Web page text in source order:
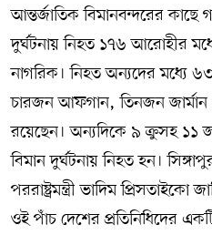
আন্তর্জাতিক বিমানবন্দরের কাছে
দুর্ঘটনায় নিহত ১৭৬ আরোহীর
নাগরিক। নিহত অন্যদের মধ্যে
চারজন আফগান, তিনজন জার্মান
রয়েছেন। অন্যদিকে ৯ ক্রুসহ ১১
বিমান দুর্ঘটনায় নিহত হন।
পররাষ্ট্রমন্ত্রী ভাদিম
ওই পাঁচ দেশের প্রতিনিধিদের